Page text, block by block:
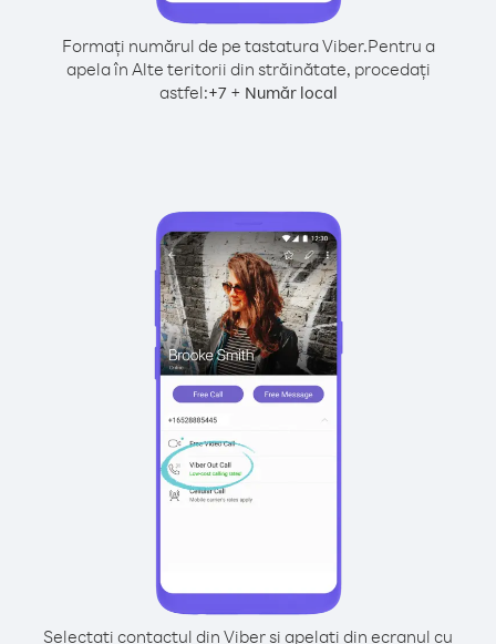
Formați numărul de pe tastatura Viber.Pentru a
apela în Alte teritorii din străinătate, procedați
astfel:+7+ Număr local
Selectați contactul din Viber și apelați din ecranul cu